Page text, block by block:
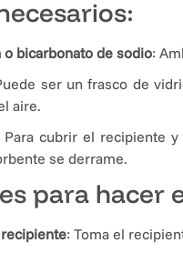
o bicarbonato de sodio:
ser un frasco de
aire.
Para cubrir el recipiente
se derrame.
para hacer
: Toma el